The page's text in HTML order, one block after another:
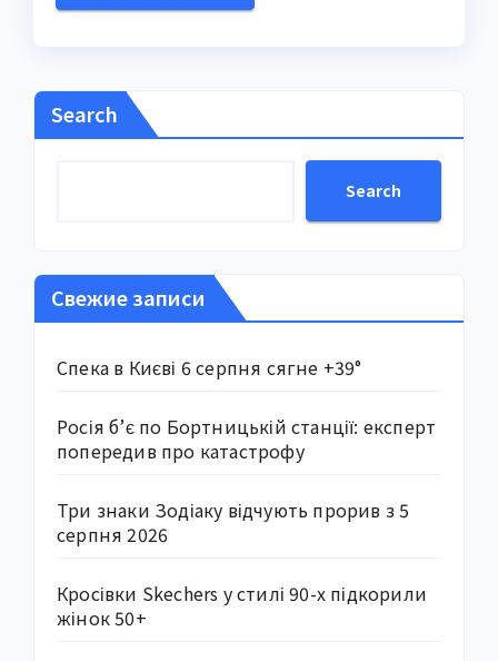
Search
Search
Свежие записи
Спека в Києві 6 серпня сягне +39°
Росія б’є по Бортницькій станції: експерт
попередив про катастрофу
Три знаки Зодіаку відчують прорив з 5
серпня 2026
Кросівки Skechers у стилі 90-х підкорили
жінок 50+